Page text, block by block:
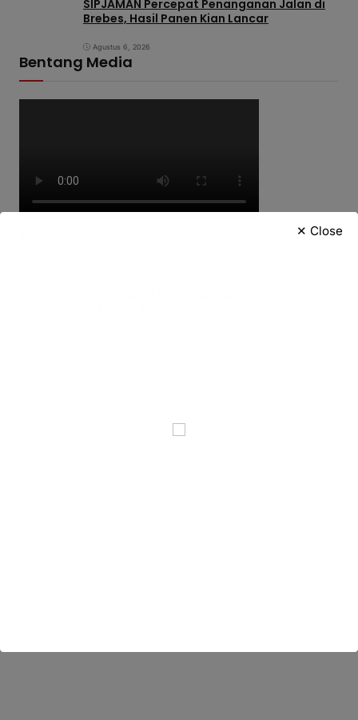
SIPJAMAN Percepat Penanganan Jalan di
Brebes, Hasil Panen Kian Lancar
Agustus 6, 2026
Bentang Media
✕ Close